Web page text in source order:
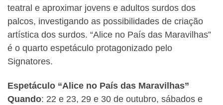
teatral e aproximar jovens e adultos surdos dos
palcos, investigando as possibilidades de criação
artística dos surdos. “Alice no País das Maravilhas”
é o quarto espetáculo protagonizado pelo
Signatores.
Espetáculo “Alice no País das Maravilhas”
Quando: 22 e 23, 29 e 30 de outubro, sábados e